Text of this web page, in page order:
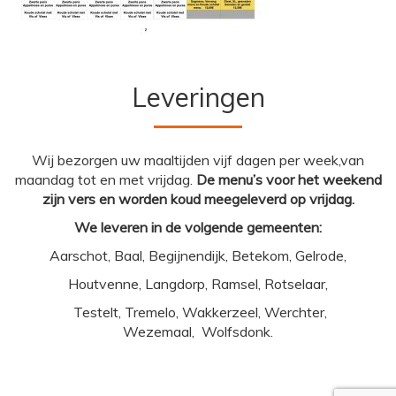
Leveringen
Wij bezorgen uw maaltijden vijf dagen per week,van
maandag tot en met vrijdag. De menu’s voor het weekend
zijn vers en worden koud meegeleverd op vrijdag.
We leveren in de volgende gemeenten:
Aarschot, Baal, Begijnendijk, Betekom, Gelrode,
Houtvenne, Langdorp, Ramsel, Rotselaar,
Testelt, Tremelo, Wakkerzeel, Werchter,
Wezemaal, Wolfsdonk.